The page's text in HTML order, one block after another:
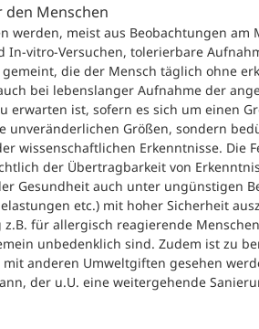
Menschen
werden, meist aus Beobachtungen am
vitro-Versuchen, tolerierbare
die der Mensch täglich ohne
bei lebenslanger Aufnahme der
ist, sofern es sich um einen
unveränderlichen Größen, sondern
wissenschaftlichen Erkenntnisse. Die
der Übertragbarkeit von
Gesundheit auch unter ungünstigen
etc.) mit hoher Sicherheit
für allergisch reagierende
unbedenklich sind. Zudem ist zu
anderen Umweltgiften gesehen
der u.U. eine weitergehende